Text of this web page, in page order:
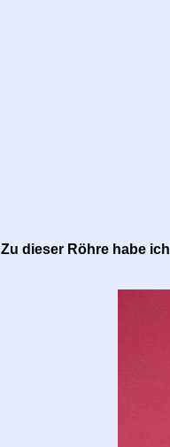
Zu dieser Röhre habe